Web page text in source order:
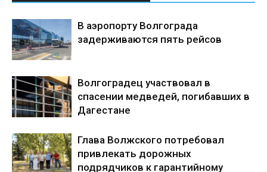
В аэропорту Волгограда
задерживаются пять рейсов
Волгоградец участвовал в
спасении медведей, погибавших в
Дагестане
Глава Волжского потребовал
привлекать дорожных
подрядчиков к гарантийному